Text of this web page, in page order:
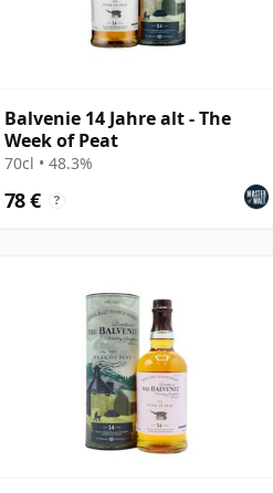
Balvenie 14 Jahre alt - The
Week of Peat
70cl • 48.3%
78 € ?